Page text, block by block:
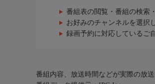
番組表の閲覧・番組の検索
お好みのチャンネルを選択
録画予約に対応しているご
番組内容、放送時間などが実際の放